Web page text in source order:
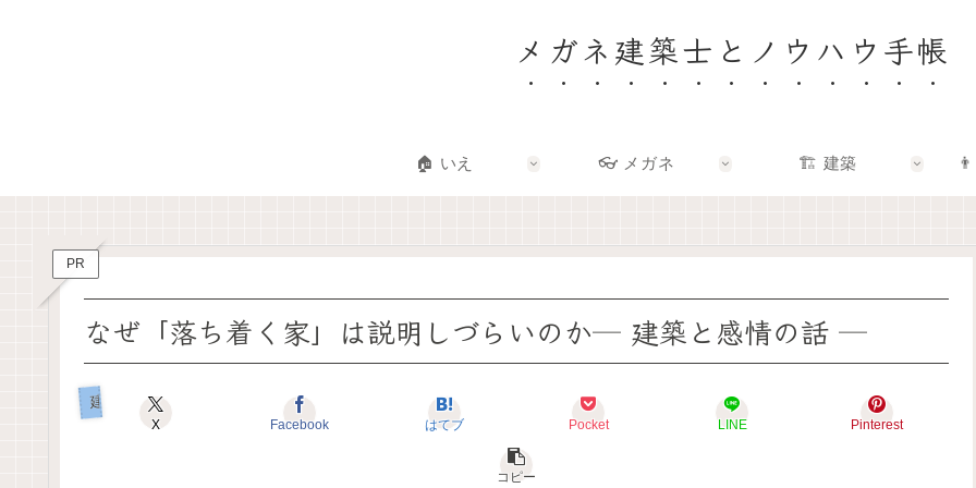
メガネ建築士とノウハウ手帳
🏠 いえ 👓 メガネ 🏗️ 建築
る
「
」
あ
る
し
メ
で
し
–
暮
育
PR
なぜ「落ち着く家」は説明しづらいのか─ 建築と感情の話 ─
建築とアニメ
X Facebook はてブ Pocket LINE Pinterest
コピー